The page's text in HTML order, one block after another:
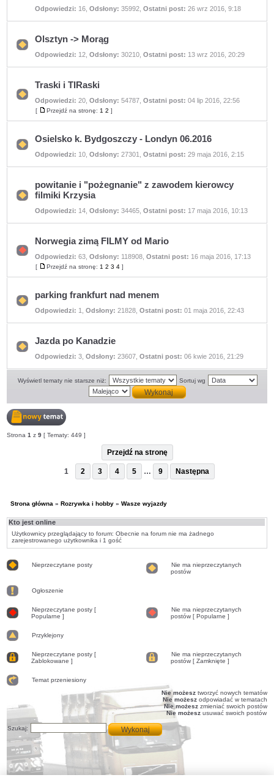
ma
postów
Odpowiedzi: 16 ,Odsłony: 35992 ,Ostatni post: 26 wrz 2016, 9:18
Nie
nieprzeczytanych
Olsztyn -> Morąg
Odpowiedzi: 12 ,Odsłony: 30210 ,Ostatni post: 13 wrz 2016, 20:29
Nie
ma
postów
Traski i TIRaski
Odpowiedzi: 20 ,Odsłony: 54787 ,Ostatni post: 04 lip 2016, 22:56
[
Przejdź
na
Przejdź na stronę: 1 2 ]
Nie
nieprzeczytanych
Osielsko k. Bydgoszczy - Londyn 06.2016
Odpowiedzi: 10 ,Odsłony: 27301 ,Ostatni post: 29 maja 2016, 2:15
ma
postów
powitanie i "pożegnanie" z zawodem kierowcy
filmiki Krzysia
Odpowiedzi: 14 ,Odsłony: 34465 ,Ostatni post: 17 maja 2016, 10:13
Nie
ma
postów
Norwegia zimą FILMY od Mario
Odpowiedzi: 63 ,Odsłony: 118908 ,Ostatni post: 16 maja 2016, 17:13
[
Przejdź
na
Przejdź na stronę: 1 2 3 4 ]
Nie
nieprzeczytanych
parking frankfurt nad menem
Odpowiedzi: 1 ,Odsłony: 21828 ,Ostatni post: 01 maja 2016, 22:43
Nie
nieprzeczytanych
Jazda po Kanadzie
Odpowiedzi: 3 ,Odsłony: 23607 ,Ostatni post: 06 kwie 2016, 21:29
Wyświetl tematy nie starsze niż: Sortuj wg
temat
Strona1 z9 [ Tematy: 449 ]
Przejdź na stronę
1 2 3 4 5 … 9 Następna
Strona główna »Rozrywka i hobby »Wasze wyjazdy
Kto jest online
Użytkownicy przeglądający to forum: Obecnie na forum nie ma żadnego
zarejestrowanego użytkownika i 1 gość
Nieprzeczytane posty
Nie ma nieprzeczytanych
postów
Ogłoszenie
Nieprzeczytane
Nieprzeczytane posty [
Popularne ]
Popularne
Nie ma nieprzeczytanych
postów [ Popularne ]
Przyklejony
Nieprzeczytane posty [
Zablokowane ]
postów
Zamknięte
]
Nie ma nieprzeczytanych
postów [ Zamknięte ]
Temat przeniesiony
Nie możesztworzyć nowych tematów
Nie możeszodpowiadać w tematach
Nie możeszzmieniać swoich postów
Nie możeszusuwać swoich postów
Szukaj: